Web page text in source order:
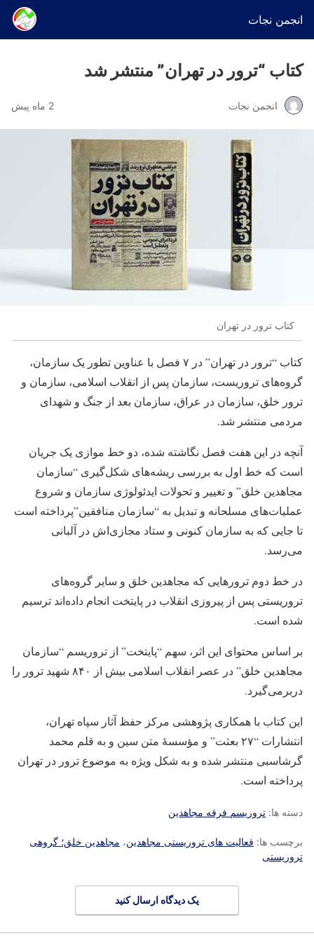
انجمن نجات
کتاب “ترور در تهران” منتشر شد
انجمن نجات 2 ماه پیش
کتاب ترور در تهران
کتاب “ترور در تهران” در ۷ فصل با عناوین تطور یک سازمان،
گروه‌های تروریست، سازمان پس از انقلاب اسلامی، سازمان و
ترور خلق، سازمان در عراق، سازمان بعد از جنگ و شهدای
مردمی منتشر شد.
آنچه در این هفت فصل نگاشته شده، دو خط موازی یک جریان
است که خط اول به بررسی ریشه‌های شکل‌گیری “سازمان
مجاهدین خلق” و تغییر و تحولات ایدئولوژی سازمان و شروع
عملیات‌های مسلحانه و تبدیل به “سازمان منافقین”پرداخته است
تا جایی که به سازمان کنونی و ستاد مجازی‌اش در آلبانی
می‌رسد.
در خط دوم ترورهایی که مجاهدین خلق و سایر گروه‌های
تروریستی پس از پیروزی انقلاب در پایتخت انجام داده‌اند ترسیم
شده است.
بر اساس محتوای این اثر، سهم “پایتخت” از تروریسم “سازمان
مجاهدین خلق” در عصر انقلاب اسلامی بیش از ۸۴۰ شهید ترور را
دربرمی‌گیرد.
این کتاب با همکاری پژوهشی مرکز حفظ آثار سپاه تهران،
انتشارات “۲۷ بعثت” و مؤسسهٔ متن سین و به قلم محمد
گرشاسبی منتشر شده و به شکل ویژه به موضوع ترور در تهران
پرداخته است.
دسته ها: تروریسم فرقه مجاهدین
برچسب ها: فعالیت های تروریستی مجاهدین، مجاهدین خلق؛ گروهی
تروریستی
یک دیدگاه ارسال کنید